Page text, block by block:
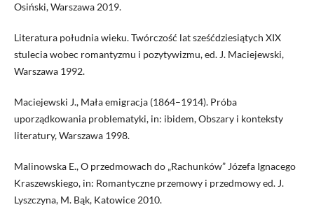
Osiński, Warszawa 2019.
Literatura południa wieku. Twórczość lat sześćdziesiątych XIX
stulecia wobec romantyzmu i pozytywizmu, ed. J. Maciejewski,
Warszawa 1992.
Maciejewski J., Mała emigracja (1864–1914). Próba
uporządkowania problematyki, in: ibidem, Obszary i konteksty
literatury, Warszawa 1998.
Malinowska E., O przedmowach do „Rachunków” Józefa Ignacego
Kraszewskiego, in: Romantyczne przemowy i przedmowy ed. J.
Lyszczyna, M. Bąk, Katowice 2010.